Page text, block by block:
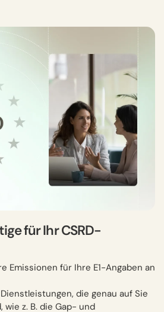
für Ihr CSRD-
Emissionen für Ihre E1-Angaben an
die genau auf Sie
z. B. die Gap- und